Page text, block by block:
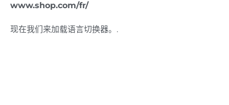
www.shop.com/fr/
现在我们来加载语言切换器。.